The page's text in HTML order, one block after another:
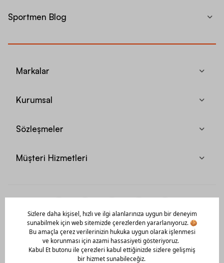
Sportmen Blog
Markalar
Kurumsal
Sözleşmeler
Müşteri Hizmetleri
Mobil Uygulamamızı Hemen İndir!